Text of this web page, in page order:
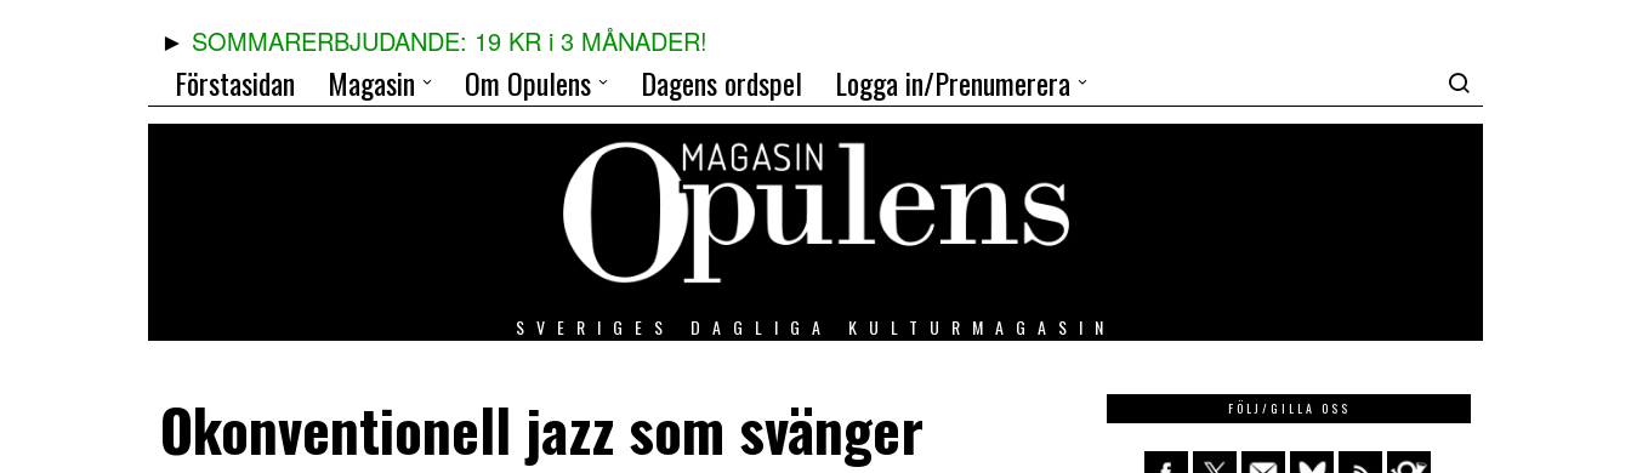
SOMMARERBJUDANDE: 19 KR i 3 MÅNADER!
Förstasidan Magasin Om Opulens Dagens ordspel Logga in/Prenumerera
SVERIGES DAGLIGA KULTURMAGASIN
Okonventionell jazz som svänger FÖLJ/GILLA OSS